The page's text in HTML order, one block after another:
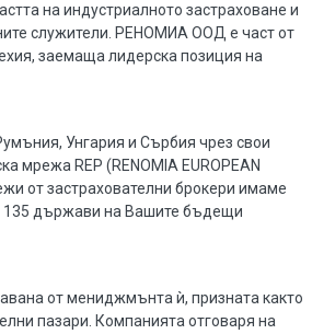
на индустриалното застраховане и
служители. РЕНОМИА ООД е част от
заемаща лидерска позиция на
Унгария и Сърбия чрез свои
мрежа REP (RENOMIA EUROPEAN
от застрахователни брокери имаме
135 държави на Вашите бъдещи
от мениджмънта ѝ, призната както
пазари. Компанията отговаря на